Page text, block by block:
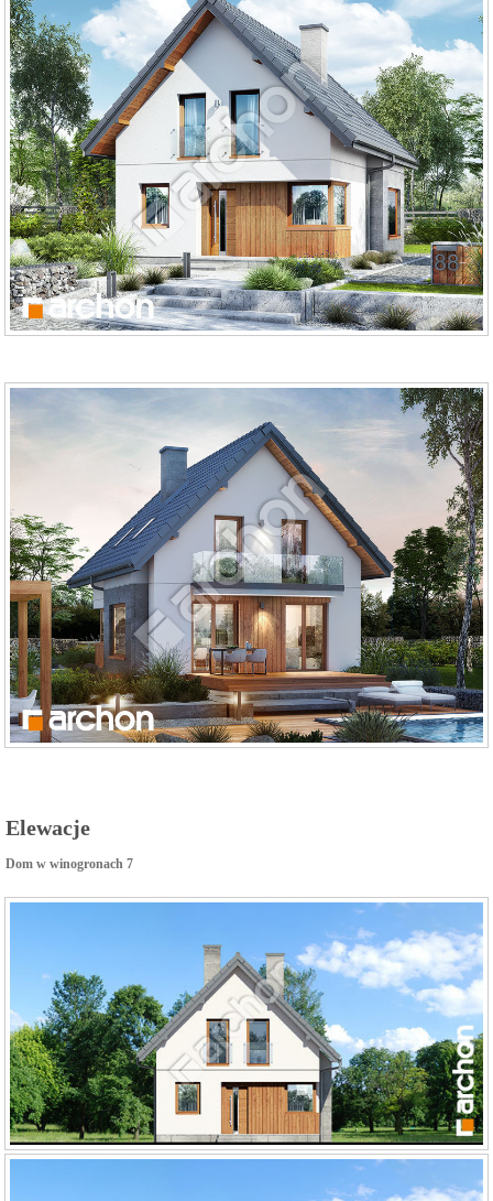
Elewacje
Dom w winogronach 7